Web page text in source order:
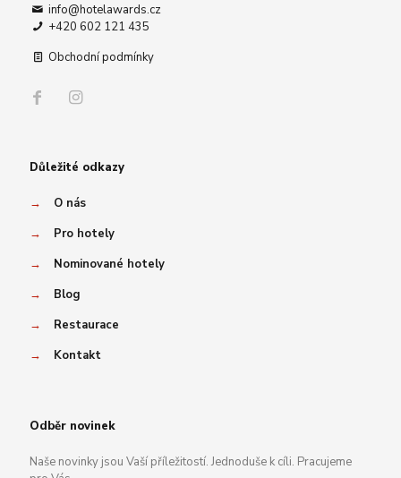
info@hotelawards.cz
+420 602 121 435
Obchodní podmínky
Důležité odkazy
→
O nás
→
Pro hotely
→
Nominované hotely
→
Blog
→
Restaurace
→
Kontakt
Odběr novinek
Naše novinky jsou Vaší příležitostí. Jednoduše k cíli. Pracujeme